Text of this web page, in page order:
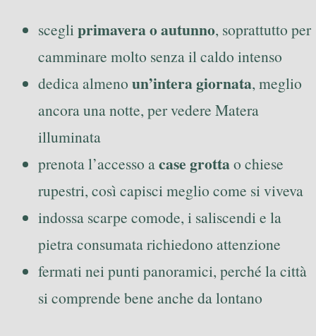
scegli primavera o autunno, soprattutto per
camminare molto senza il caldo intenso
dedica almeno un’intera giornata, meglio
ancora una notte, per vedere Matera
illuminata
prenota l’accesso acase grottao chiese
rupestri, così capisci meglio come si viveva
indossa scarpe comode, i saliscendi e la
pietra consumata richiedono attenzione
fermati nei punti panoramici, perché la città
si comprende bene anche da lontano